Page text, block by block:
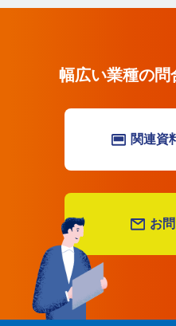
幅広い業種の問
幅広い業種の問
関連資
お